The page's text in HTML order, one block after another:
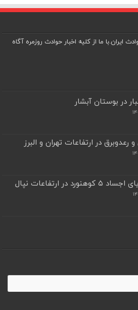
ایران.با ما از کلیه اخبار حوادث روزمره آگاه
در بوستان آبشار
و رعدوبرق در ارتفاعات تهران و البرز
در ارتفاعات نپال